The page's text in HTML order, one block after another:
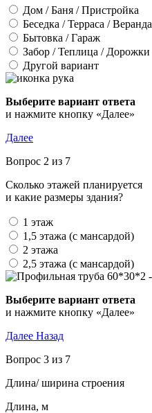
Дом / Баня / Пристройка
Беседка / Терраса / Веранда
Бытовка / Гараж
Забор / Теплица / Дорожки
Другой вариант
Выберите вариант ответа
и нажмите кнопку «Далее»
Далее
Вопрос 2 из 7
Сколько этажей планируется
и какие размеры здания?
1 этаж
1,5 этажа (с мансардой)
2 этажа
2,5 этажа (с мансардой)
Выберите вариант ответа
и нажмите кнопку «Далее»
Далее Назад
Вопрос 3 из 7
Длина/ ширина строения
Длина, м